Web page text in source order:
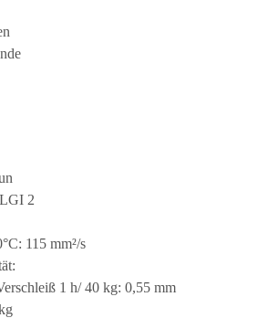
2
115 mm²/s
1 h/ 40 kg: 0,55 mm